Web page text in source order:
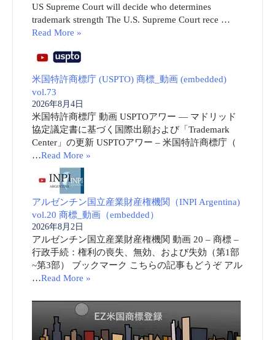
US Supreme Court will decide who determines
trademark strength The U.S. Supreme Court rece …
Read More »
米国特許商標庁 (USPTO) 商標_動画 (embedded)
vol.73
2026年8月4日
米国特許商標庁 動画 USPTOアワー ― マドリッド
協定議定書に基づく国際出願および「Trademark
Center」の更新 USPTOアワー – 米国特許商標庁（
…Read More »
アルゼンチン国立産業財産権機関（INPI Argentina)
vol.20 商標_動画（embedded）
2026年8月2日
アルゼンチン国立産業財産権機関 動画 20 – 商標 –
行政手続：権利の喪失、無効、および失効（第1部
~第3部） ブックマーク こちらの記事もどうぞ アル
…Read More »